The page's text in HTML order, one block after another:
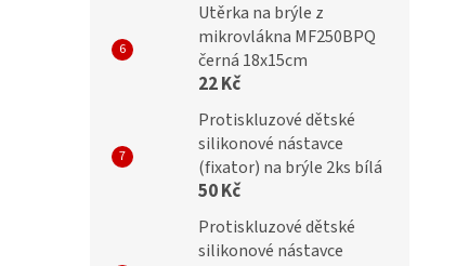
Utěrka na brýle z
mikrovlákna MF250BPQ
černá 18x15cm
22 Kč
Protiskluzové dětské
silikonové nástavce
(fixator) na brýle 2ks bílá
50 Kč
Protiskluzové dětské
silikonové nástavce